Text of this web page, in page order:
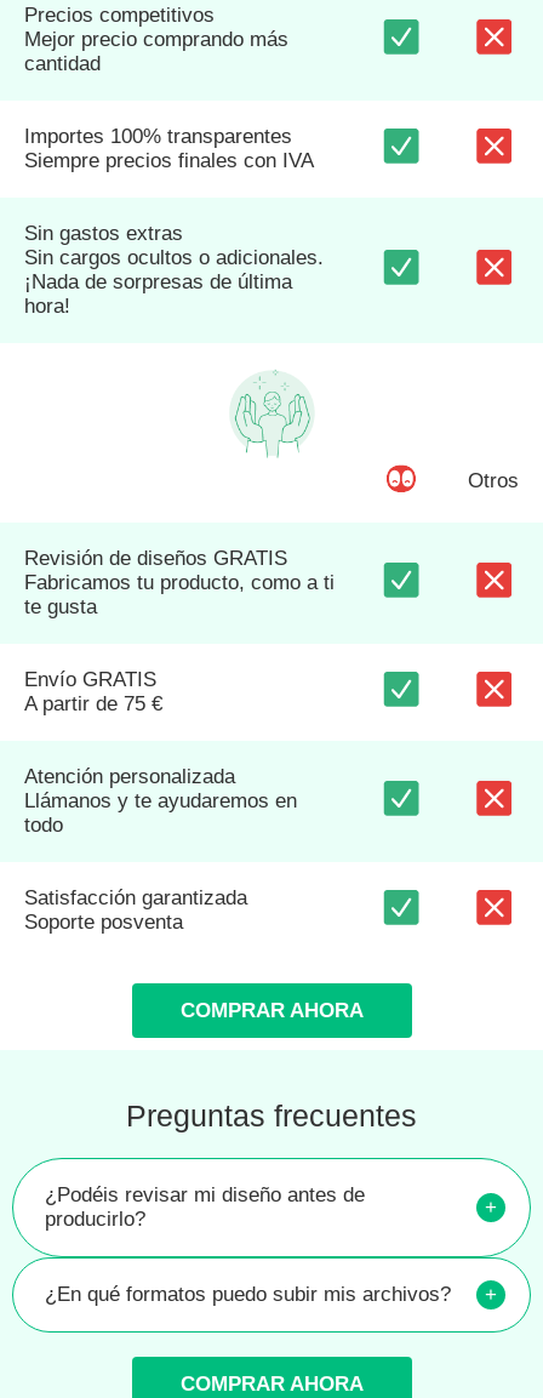
Precios competitivos
Mejor precio comprando más
cantidad
Importes 100% transparentes
Siempre precios finales con IVA
Sin gastos extras
Sin cargos ocultos o adicionales.
¡Nada de sorpresas de última
hora!
Otros
Revisión de diseños GRATIS
Fabricamos tu producto, como a ti
te gusta
Envío GRATIS
A partir de 75 €
Atención personalizada
Llámanos y te ayudaremos en
todo
Satisfacción garantizada
Soporte posventa
COMPRAR AHORA
Preguntas frecuentes
¿Podéis revisar mi diseño antes de
producirlo?
+
¿En qué formatos puedo subir mis archivos? +
COMPRAR AHORA